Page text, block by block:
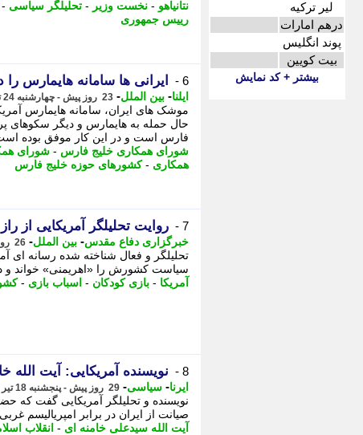
لیر ترکیه
درهم امارات
پوند انگلیس
بیت کویین
بیشتر + کد نمایش
نتانیاهو - نخست وزیر - تحلیلگر سیاسی -
رییس جمهوری
6 - ایرانی ها سامانه هایمارس را
ایلنا- بین الملل- 23 روز پیش - چهارشنبه 24 تیر 1405، 16:02
موشک های ایران، سامانه هایمارس
حال حمله به هایمارس و دیگر
فارس است و در این کار موفق بوده
شورای همکاری خلیج فارس - شورای
همکاری -کشورهای حوزه خلیج فارس
7 - روایت تحلیلگر آمریکایی از
خبرگزاری دفاع مقدس- بین الملل- 26 روز پیش - یکشنبه 21 تیر 1405، 13:40
تحلیلگر و فعال شناخته شده رسانه ای
سیاست کشورش را «اهریمنی» خواند و
آمریکا - بازی کودکان - اسباب بازی -
8 - نویسنده آمریکایی: آیت
ایرنا- سیاسی- 29 روز پیش - پنجشنبه 18 تیر 1405، 16:00
نویسنده و تحلیلگر آمریکایی گفت که
صیانت از ایران در برابر امپریالیسم
آیت الله سیدعلی خامنه ای - انقلاب